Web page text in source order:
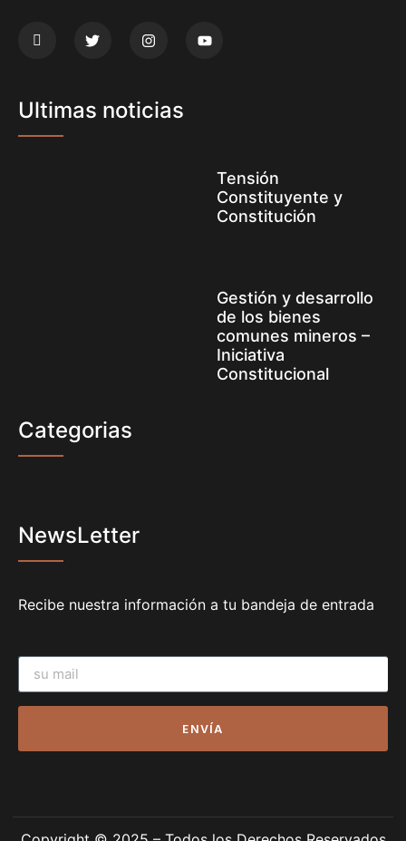
Ultimas noticias
Tensión
Constituyente y
Constitución
Gestión y desarrollo
de los bienes
comunes mineros –
Iniciativa
Constitucional
Categorias
NewsLetter
Recibe nuestra información a tu bandeja de entrada
ENVÍA